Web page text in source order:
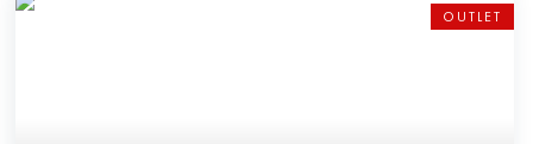
OUTLET